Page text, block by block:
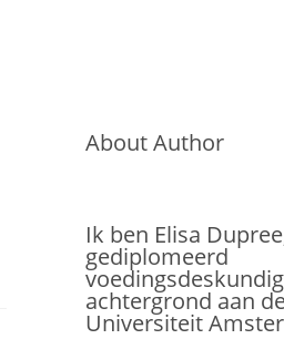
About Author
Ik ben Elisa
gediplomeerd
achtergrond aan
Universiteit